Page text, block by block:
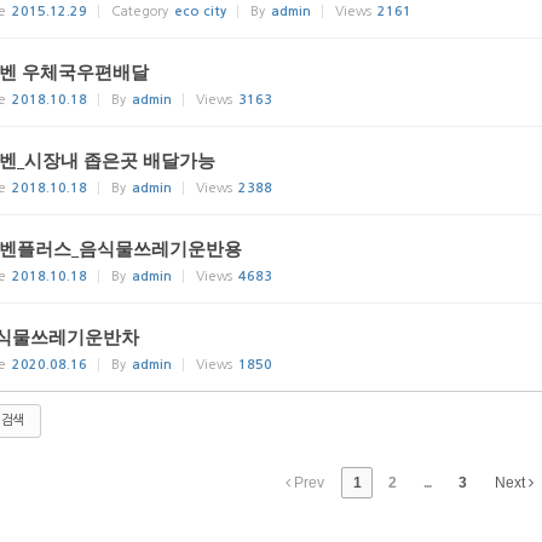
2015.12.29 Category eco city By admin Views 2161
우체국우편배달
2018.10.18 By admin Views 3163
_시장내 좁은곳 배달가능
2018.10.18 By admin Views 2388
플러스_음식물쓰레기운반용
2018.10.18 By admin Views 4683
물쓰레기운반차
2020.08.16 By admin Views 1850
검색
Prev 1 2 ... 3 Next